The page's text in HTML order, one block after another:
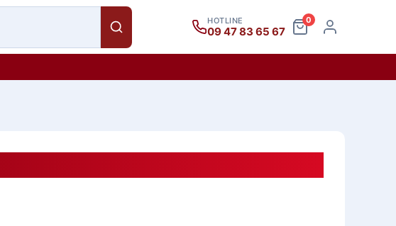
HOTLINE
09 47 83 65 67
0